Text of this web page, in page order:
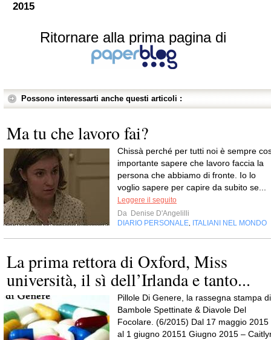
2015
Ritornare alla prima pagina di
Possono interessarti anche questi articoli :
Ma tu che lavoro fai?
Chissà perché per tutti noi è sempre
importante sapere che lavoro faccia la
persona che abbiamo di fronte. Io lo
voglio sapere per capire da subito se...
Leggere il seguito
Da Denise D'Angelilli
DIARIO PERSONALE, ITALIANI NEL MONDO
La prima rettora di Oxford, Miss
università, il sì dell’Irlanda e tanto...
Pillole Di Genere, la rassegna stampa di
Bambole Spettinate & Diavole Del
Focolare. (6/2015) Dal 17 maggio 2015
al 1 giugno 20151 Giugno 2015 –